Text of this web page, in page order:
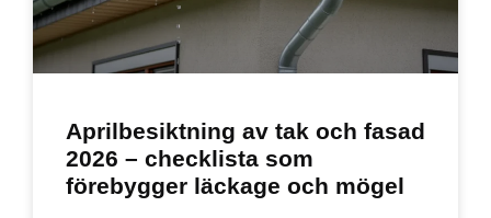
Aprilbesiktning av tak och fasad
2026 – checklista som
förebygger läckage och mögel